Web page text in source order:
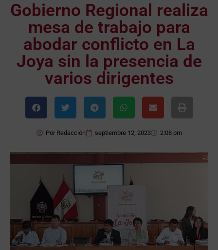
Gobierno Regional realiza
mesa de trabajo para
abodar conflicto en La
Joya sin la presencia de
varios dirigentes
PorRedacción septiembre 12, 2023 2:08 pm